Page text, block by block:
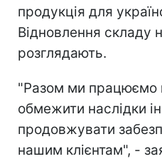
продукція для
Відновлення складу
розглядають.
"Разом ми працюємо
обмежити наслідки
продовжувати
нашим клієнтам", -